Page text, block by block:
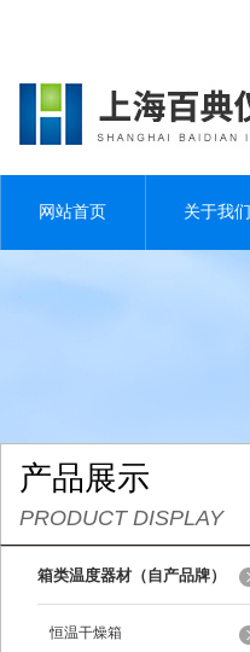
网站首页 关于我们
产品展示
PRODUCT DISPLAY
箱类温度器材（自产品牌）
恒温干燥箱